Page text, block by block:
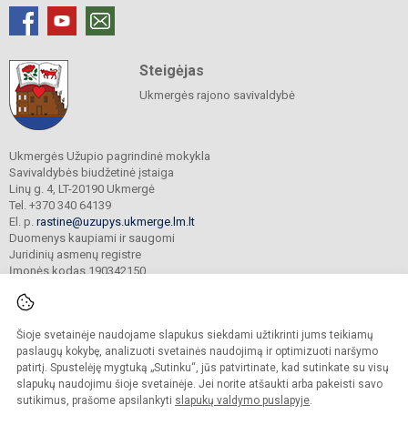
Šioje svetainėje naudojame slapukus siekdami užtikrinti jums teikiamų
paslaugų kokybę, analizuoti svetainės naudojimą ir optimizuoti naršymo
patirtį. Spustelėję mygtuką „Sutinku“, jūs patvirtinate, kad sutinkate su visų
slapukų naudojimu šioje svetainėje. Jei norite atšaukti arba pakeisti savo
sutikimus, prašome apsilankyti slapukų valdymo puslapyje.
Steigėjas
Ukmergės rajono savivaldybė
Ukmergės Užupio pagrindinė mokykla
Savivaldybės biudžetinė įstaiga
Linų g. 4, LT-20190 Ukmergė
Tel. +370 340 64139
El. p. rastine@uzupys.ukmerge.lm.lt
Duomenys kaupiami ir saugomi
Juridinių asmenų registre
Įmonės kodas 190342150
© 2022. Ukmergės Užupio pagrindinė mokykla. Visos teisės saugomos.
Kopijuoti turinį be raštiško įstaigos administracijos sutikimo griežtai draudžiama.
Prieinamumo paraiška Slapukų valdymas
Sumanus būdas atnaujinti